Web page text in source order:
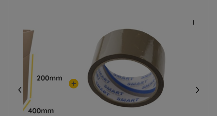
Baliaci